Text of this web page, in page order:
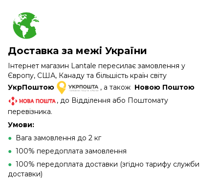
Доставка за межі України
Інтернет магазин Lantale пересилає замовлення у
Європу, США, Канаду та більшість країн світу
УкрПоштою
, а також Новою Поштою
, до Відділення або Поштомату
перевізника.
Умови:
● Вага замовлення до 2 кг
● 100% передоплата замовлення
● 100% передоплата доставки (згідно тарифу служби
доставки)